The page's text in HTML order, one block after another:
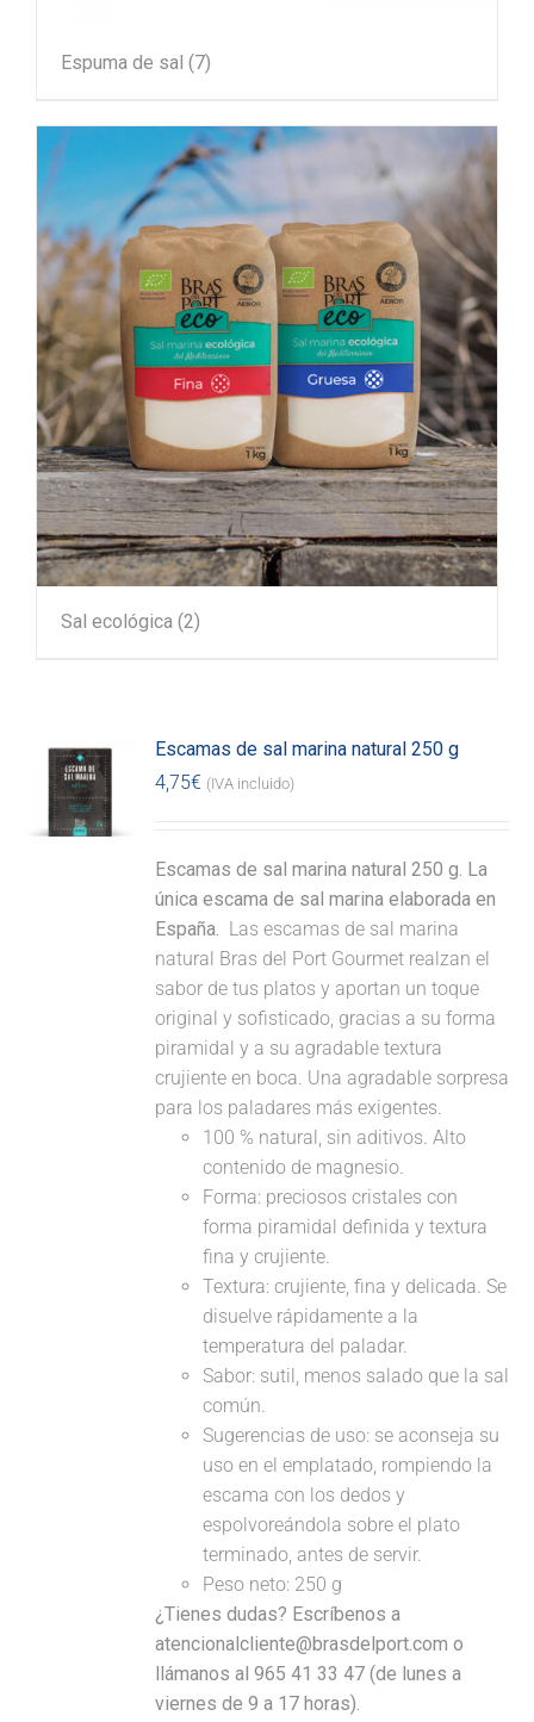
Espuma de sal (7)
Sal ecológica (2)
Escamas de sal marina natural 250 g
4,75€ (IVA incluido)
Escamas de sal marina natural 250 g. La
única escama de sal marina elaborada en
España. Las escamas de sal marina
natural Bras del Port Gourmet realzan el
sabor de tus platos y aportan un toque
original y sofisticado, gracias a su forma
piramidal y a su agradable textura
crujiente en boca. Una agradable sorpresa
para los paladares más exigentes.
100 % natural, sin aditivos. Alto
contenido de magnesio.
Forma: preciosos cristales con
forma piramidal definida y textura
fina y crujiente.
Textura: crujiente, fina y delicada. Se
disuelve rápidamente a la
temperatura del paladar.
Sabor: sutil, menos salado que la sal
común.
Sugerencias de uso: se aconseja su
uso en el emplatado, rompiendo la
escama con los dedos y
espolvoreándola sobre el plato
terminado, antes de servir.
Peso neto: 250 g
¿Tienes dudas? Escríbenos a
atencionalcliente@brasdelport.com o
llámanos al 965 41 33 47 (de lunes a
viernes de 9 a 17 horas).